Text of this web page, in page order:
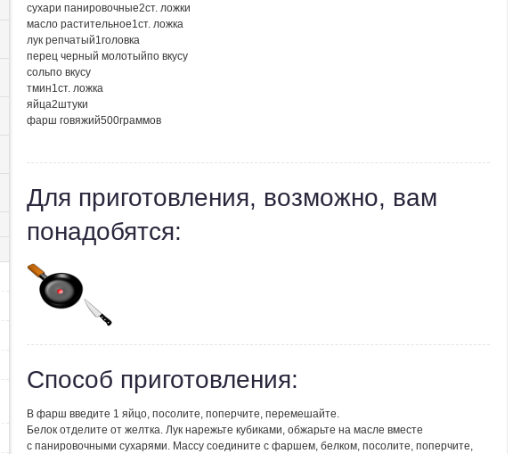
сухари панировочные2ст. ложки
масло растительное1ст. ложка
лук репчатый1головка
перец черный молотыйпо вкусу
сольпо вкусу
тмин1ст. ложка
яйца2штуки
фарш говяжий500граммов
Для приготовления, возможно, вам
понадобятся:
Способ приготовления:
В фарш введите 1 яйцо, посолите, поперчите, перемешайте.
Белок отделите от желтка. Лук нарежьте кубиками, обжарьте на масле вместе
с панировочными сухарями. Массу соедините с фаршем, белком, посолите, поперчите,